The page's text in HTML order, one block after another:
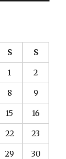
S S
1 2
8 9
15 16
22 23
29 30